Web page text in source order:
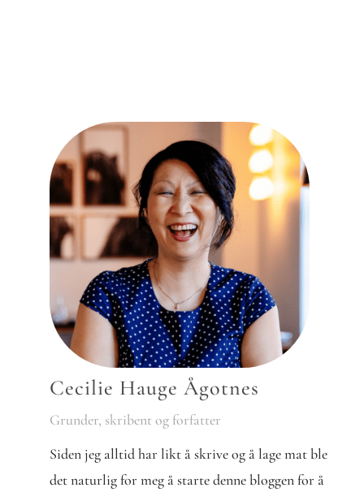
Cecilie Hauge Ågotnes
Grunder, skribent og forfatter
Siden jeg alltid har likt å skrive og å lage mat ble
det naturlig for meg å starte denne bloggen for å